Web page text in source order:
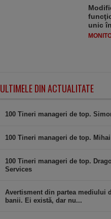
unic
ULTIMELE DIN ACTUALITATE
100 Tineri manageri de top.
100 Tineri manageri de top.
100 Tineri manageri de top.
Services
Avertisment din partea mediului
banii. Ei există, dar nu...